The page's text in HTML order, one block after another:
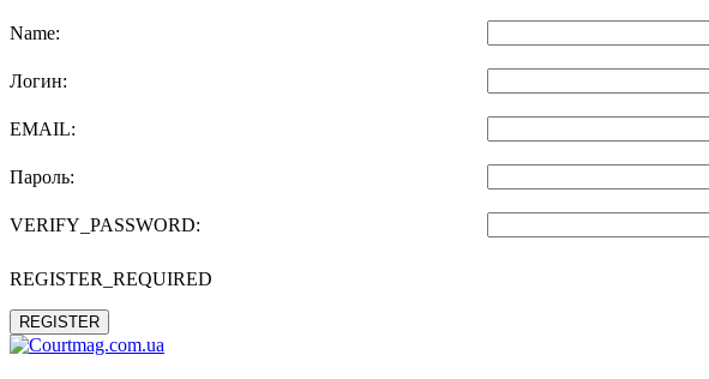
Name:
Логин:
EMAIL:
Пароль:
VERIFY_PASSWORD:
REGISTER_REQUIRED
REGISTER